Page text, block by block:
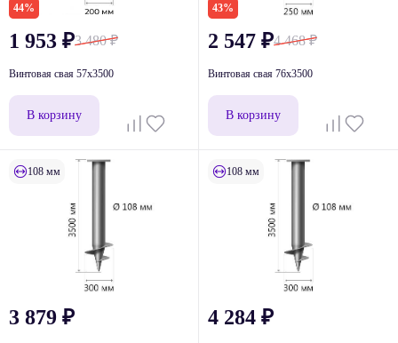
44%
3 480₽
1 953 ₽
Винтовая свая 57x3500
В корзину
43%
4 468₽
2 547 ₽
Винтовая свая 76х3500
В корзину
108 мм
3 879 ₽
108 мм
4 284 ₽